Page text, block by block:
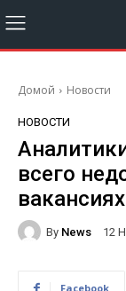
Домой Новости
НОВОСТИ
всего
By News 12
Facebook